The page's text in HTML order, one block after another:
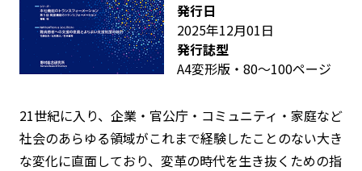
発行日
2025年12月01日
発行誌型
A4変形版・80～100ページ
21世紀に入り、企業・官公庁・コミュニティ・家庭など
社会のあらゆる領域がこれまで経験したことのない大き
な変化に直面しており、変革の時代を生き抜くための指